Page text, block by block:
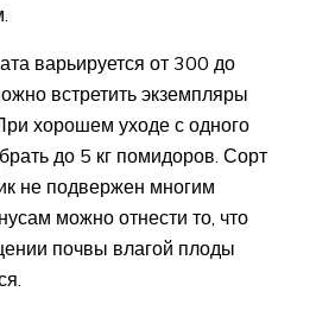
варьируется от 300 до
встретить экземпляры
хорошем уходе с одного
до 5 кг помидоров. Сорт
не подвержен многим
можно отнести то, что
почвы влагой плоды